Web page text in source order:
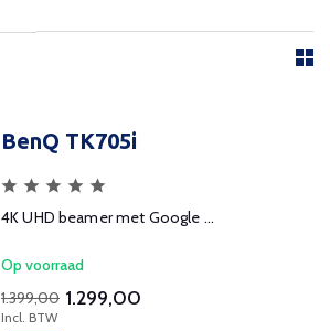
BenQ TK705i
4K UHD beamer met Google ...
Op voorraad
1.399,00 1.299,00
Incl. BTW